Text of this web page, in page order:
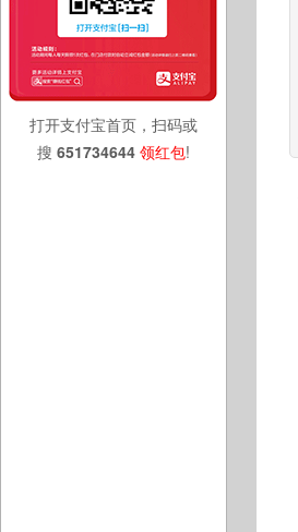
打开支付宝首页，扫码或
搜 651734644 领红包!